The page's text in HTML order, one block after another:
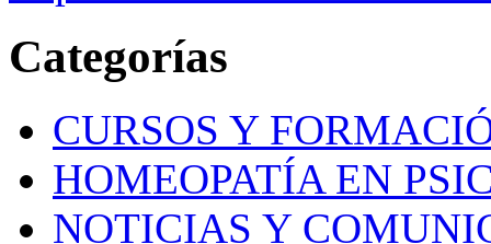
Categorías
CURSOS Y
HOMEOPATÍA EN
NOTICIAS Y